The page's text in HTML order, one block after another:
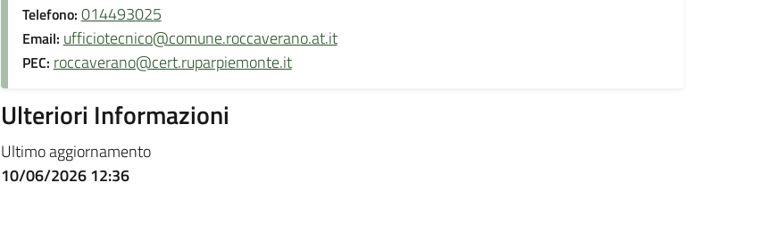
Telefono: 014493025
Email: ufficiotecnico@comune.roccaverano.at.it
PEC: roccaverano@cert.ruparpiemonte.it
Ulteriori Informazioni
Ultimo aggiornamento
10/06/2026 12:36